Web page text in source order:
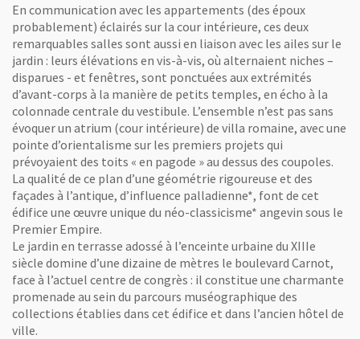
En communication avec les appartements (des époux
probablement) éclairés sur la cour intérieure, ces deux
remarquables salles sont aussi en liaison avec les ailes sur le
jardin : leurs élévations en vis-à-vis, où alternaient niches –
disparues - et fenêtres, sont ponctuées aux extrémités
d’avant-corps à la manière de petits temples, en écho à la
colonnade centrale du vestibule. L’ensemble n’est pas sans
évoquer un atrium (cour intérieure) de villa romaine, avec une
pointe d’orientalisme sur les premiers projets qui
prévoyaient des toits « en pagode » au dessus des coupoles.
La qualité de ce plan d’une géométrie rigoureuse et des
façades à l’antique, d’influence palladienne*, font de cet
édifice une œuvre unique du néo-classicisme* angevin sous le
Premier Empire.
Le jardin en terrasse adossé à l’enceinte urbaine du XIIIe
siècle domine d’une dizaine de mètres le boulevard Carnot,
face à l’actuel centre de congrès : il constitue une charmante
promenade au sein du parcours muséographique des
collections établies dans cet édifice et dans l’ancien hôtel de
ville.